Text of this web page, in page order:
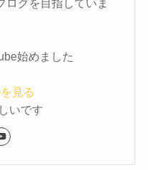
ログを目指していま
始めました
見る
いです